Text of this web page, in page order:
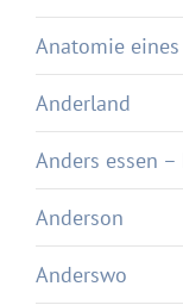
Anatomie
Anderland
Anders essen
Anderson
Anderswo